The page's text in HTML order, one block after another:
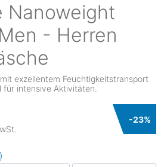
Nanoweight
- Herren
exzellentem Feuchtigkeitstransport
intensive Aktivitäten.
-23%